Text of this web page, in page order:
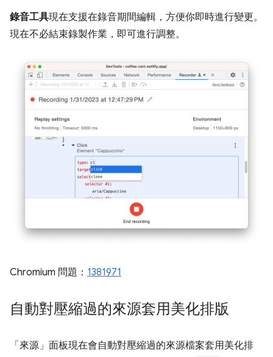
錄音工具現在支援在錄音期間編輯，方便你即時進行變更。
現在不必結束錄製作業，即可進行調整。
Chromium 問題： 1381971
自動對壓縮過的來源套用美化排版
「來源」 面板現在會自動對壓縮過的來源檔案套用美化排